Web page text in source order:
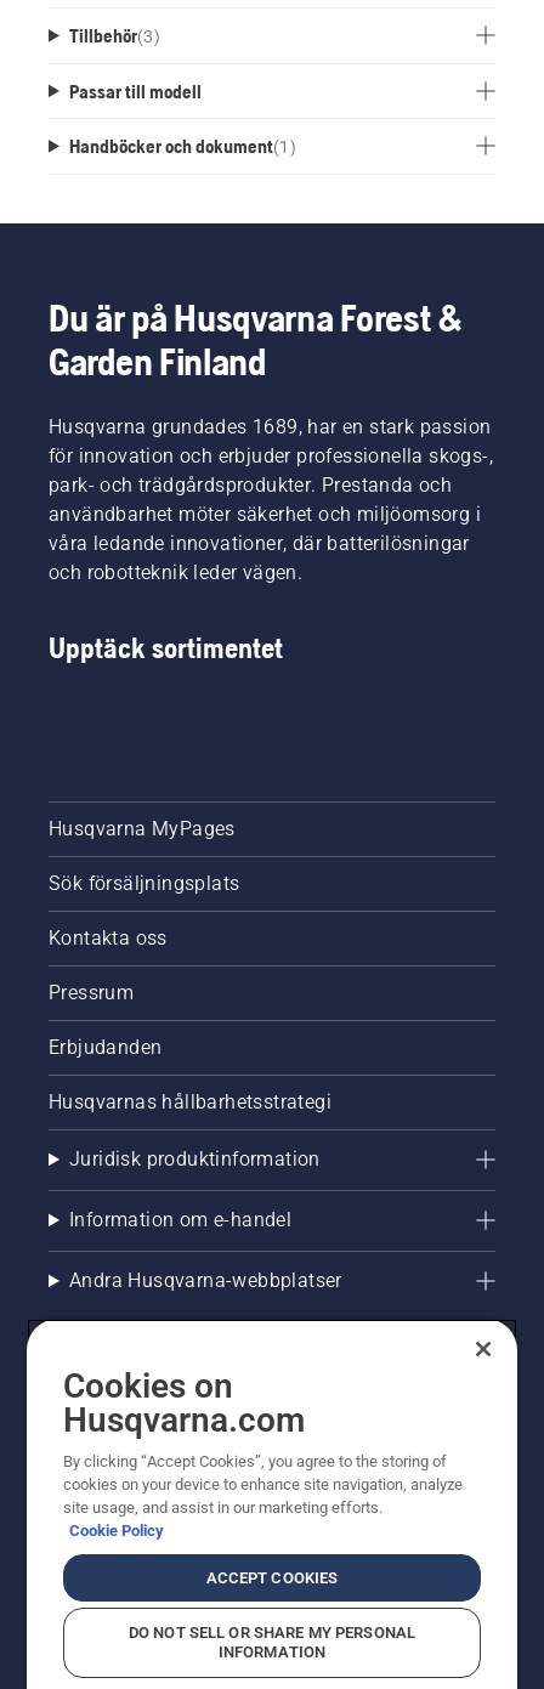
Tillbehör(3)
Passar till modell
Handböcker och dokument(1 )
Du är på Husqvarna Forest &
Garden Finland
Husqvarna grundades 1689, har en stark passion
för innovation och erbjuder professionella skogs-,
park- och trädgårdsprodukter. Prestanda och
användbarhet möter säkerhet och miljöomsorg i
våra ledande innovationer, där batterilösningar
och robotteknik leder vägen.
Upptäck sortimentet
Husqvarna MyPages
Sök försäljningsplats
Kontakta oss
Pressrum
Erbjudanden
Husqvarnas hållbarhetsstrategi
Juridisk produktinformation
Information om e-handel
Andra Husqvarna-webbplatser
© Husqvarna AB (publ). All rights reserved. Priserna
som visas är rekommenderade cirkapriser. Alla angivna
priser är rekommenderade försäljningspriser (inkl.
moms) om inte produkten är tillgänglig för direkt köp.
CookiepolicyAnvändningsvillkor Sekretessmeddelande
Företagsinformation
Cookies on
Husqvarna.com
By clicking “Accept Cookies”, you agree to the storing of
cookies on your device to enhance site navigation, analyze
site usage, and assist in our marketing efforts.
Cookie Policy
ACCEPT COOKIES
DO NOT SELL OR SHARE MY PERSONAL
INFORMATION